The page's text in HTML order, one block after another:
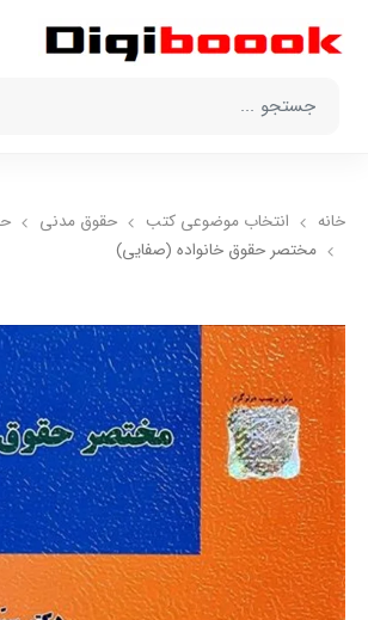
خانه انتخاب​ موضوعي​ کتب حقوق مدني
مختصر حقوق خانواده (صفایی)